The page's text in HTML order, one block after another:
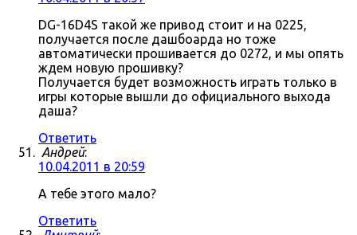
DG-16D4S такой же привод стоит и на 0225,
получается после дашбоарда но тоже
автоматически прошивается до 0272, и мы опять
ждем новую прошивку?
Получается будет возможность играть только в
игры которые вышли до официального выхода
даша?
Ответить
Андрей:
10.04.2011 в 20:59
А тебе этого мало?
Ответить